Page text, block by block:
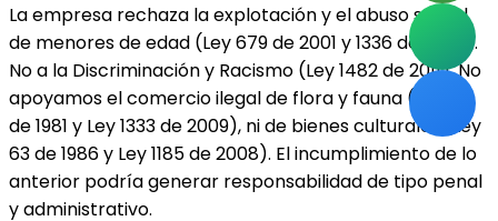
La empresa rechaza la explotación y el abuso sexual
de menores de edad (Ley 679 de 2001 y 1336 de 2009).
No a la Discriminación y Racismo (Ley 1482 de 2011). No
apoyamos el comercio ilegal de flora y fauna (Ley 17
de 1981 y Ley 1333 de 2009), ni de bienes culturales (Ley
63 de 1986 y Ley 1185 de 2008). El incumplimiento de lo
anterior podría generar responsabilidad de tipo penal
y administrativo.